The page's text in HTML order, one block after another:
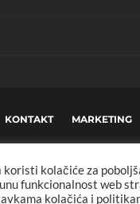
KONTAKT MARKETING
IMPRESSUM O NAMA
koristi kolačiće za
funkcionalnost web
kolačića i